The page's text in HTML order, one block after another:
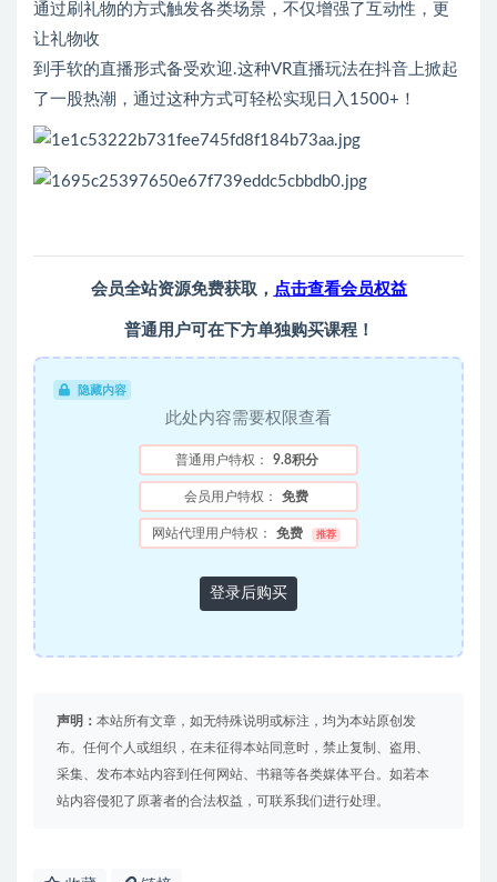
通过刷礼物的方式触发各类场景，不仅增强了互动性，更
让礼物收
到手软的直播形式备受欢迎.这种VR直播玩法在抖音上掀起
了一股热潮，通过这种方式可轻松实现日入1500+！
会员全站资源免费获取， 点击查看会员权益
普通用户可在下方单独购买课程！
隐藏内容
此处内容需要权限查看
普通用户特权： 9.8积分
会员用户特权： 免费
网站代理用户特权： 免费 推荐
登录后购买
声明： 本站所有文章，如无特殊说明或标注，均为本站原创发
布。任何个人或组织，在未征得本站同意时，禁止复制、盗用、
采集、发布本站内容到任何网站、书籍等各类媒体平台。如若本
站内容侵犯了原著者的合法权益，可联系我们进行处理。